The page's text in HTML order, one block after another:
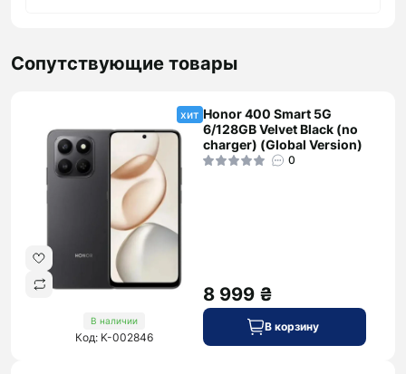
Сопутствующие товары
хит
В наличии
Код: K-002846
Honor 400 Smart 5G
6/128GB Velvet Black (no
charger) (Global Version)
0
8 999 ₴
В корзину